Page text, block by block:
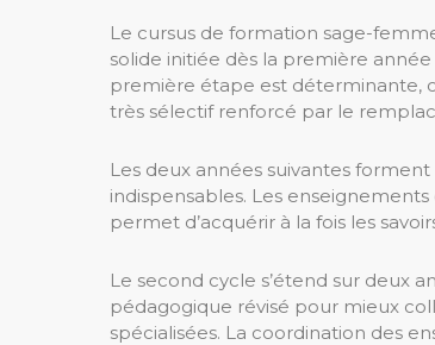
Le cursus de formation sage-
solide initiée dès la première année
première étape est déterminante,
très sélectif renforcé par le
Les deux années suivantes
indispensables. Les
permet d’acquérir à la fois les
Le second cycle s’étend sur deux
pédagogique révisé pour mieux
spécialisées. La coordination des